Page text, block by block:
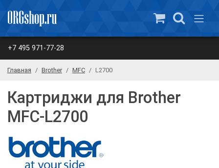
+7 495 971-77-28
Главная Brother MFC L2700
Картриджи для Brother
MFC-L2700